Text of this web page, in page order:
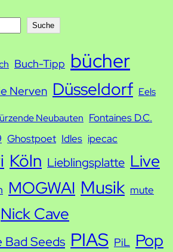
Suche
Buch-Tipp bücher
Nerven Düsseldorf Eels
Neubauten Fontaines D.C.
Ghostpoet Idles ipecac
Köln Lieblingsplatte Live
MOGWAI Musik mute
Nick Cave
Bad Seeds PIAS PiL Pop